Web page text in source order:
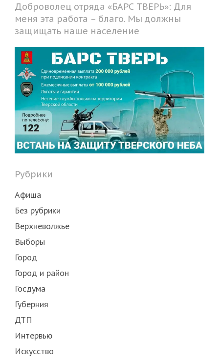
Доброволец отряда «БАРС ТВЕРЬ»: Для
меня эта работа – благо. Мы должны
защищать наше население
Рубрики
Афиша
Без рубрики
Верхневолжье
Выборы
Город
Город и район
Госдума
Губерния
ДТП
Интервью
Искусство